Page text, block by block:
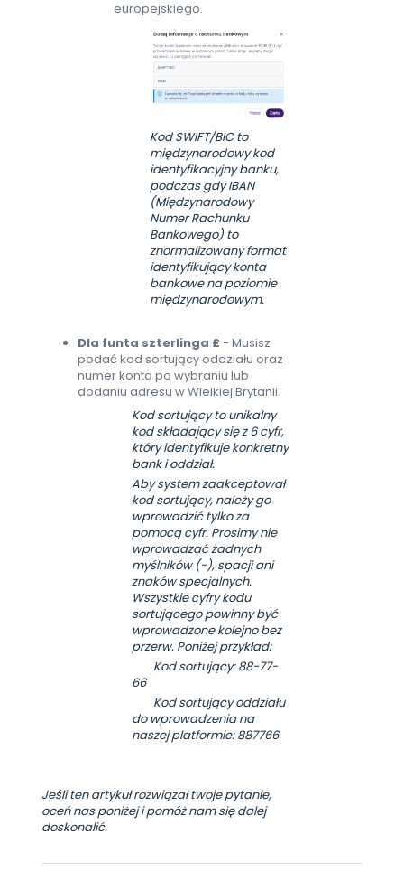
europejskiego.
Kod SWIFT/BIC to
międzynarodowy kod
identyfikacyjny banku,
podczas gdy IBAN
(Międzynarodowy
Numer Rachunku
Bankowego) to
znormalizowany format
identyfikujący konta
bankowe na poziomie
międzynarodowym.
Dla funta szterlinga £ - Musisz
podać kod sortujący oddziału oraz
numer konta po wybraniu lub
dodaniu adresu w Wielkiej Brytanii.
Kod sortujący to unikalny
kod składający się z 6 cyfr,
który identyfikuje konkretny
bank i oddział.
Aby system zaakceptował
kod sortujący, należy go
wprowadzić tylko za
pomocą cyfr. Prosimy nie
wprowadzać żadnych
myślników (-), spacji ani
znaków specjalnych.
Wszystkie cyfry kodu
sortującego powinny być
wprowadzone kolejno bez
przerw. Poniżej przykład:
Kod sortujący: 88-77-
66
Kod sortujący oddziału
do wprowadzenia na
naszej platformie: 887766
Jeśli ten artykuł rozwiązał twoje pytanie,
oceń nas poniżej i pomóż nam się dalej
doskonalić.